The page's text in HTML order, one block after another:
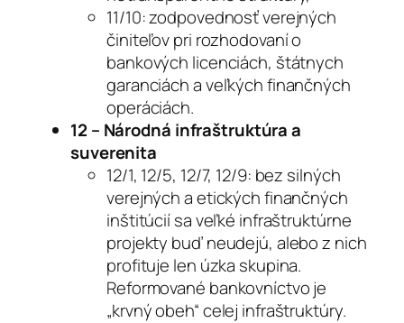
11/10: zodpovednosť verejných
činiteľov pri rozhodovaní o
bankových licenciách, štátnych
garanciách a veľkých finančných
operáciách.
12 – Národná infraštruktúra a
suverenita
12/1, 12/5, 12/7, 12/9: bez silných
verejných a etických finančných
inštitúcií sa veľké infraštruktúrne
projekty buď neudejú, alebo z nich
profituje len úzka skupina.
Reformované bankovníctvo je
„krvný obeh“ celej infraštruktúry.